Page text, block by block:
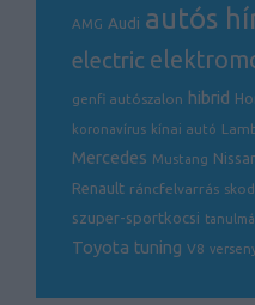
AMG Audi autós
electric
genfi autószalon hibrid
koronavírus kínai autó
Mercedes Mustang
Renault ráncfelvarrás
szuper-sportkocsi
Toyota tuning V8